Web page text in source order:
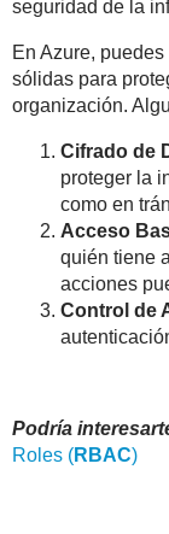
seguridad de la
En Azure,
sólidas para
organización.
Cifrado de
proteger la
como en
Acceso
quién tiene
acciones
Control de
Podría
Roles (RBAC)